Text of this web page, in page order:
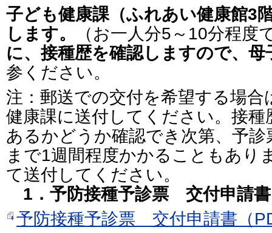
子ども健康課（ふれあい健康館3
します。
（お一人分5～10分程度
に、接種歴を確認しますので、母
参ください。
注：郵送での交付を希望する場
健康課に送付してください。接
あるかどうか確認でき次第、予
まで1週間程度かかることもあり
て送付してください。
1．予防接種予診票 交付申請書
予防接種予診票 交付申請書（